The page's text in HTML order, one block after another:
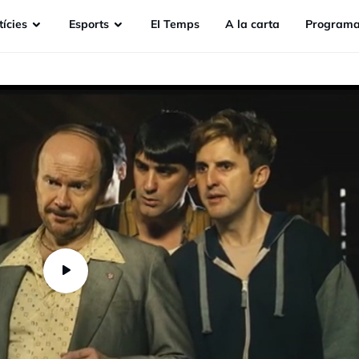
Esports EI Temps A la carta